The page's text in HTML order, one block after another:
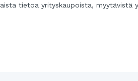
tietoa yrityskaupoista, myytävistä